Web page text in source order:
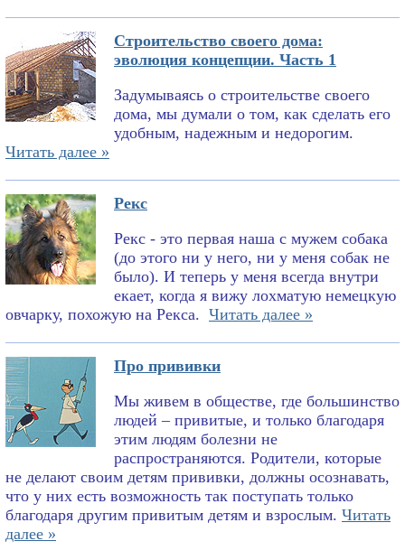
Строительство своего дома:
эволюция концепции. Часть 1
Задумываясь о строительстве своего
дома, мы думали о том, как сделать его
удобным, надежным и недорогим.
Читать далее »
Рекс
Рекс - это первая наша с мужем собака
(до этого ни у него, ни у меня собак не
было). И теперь у меня всегда внутри
екает, когда я вижу лохматую немецкую
овчарку, похожую на Рекса. Читать далее »
Про прививки
Мы живем в обществе, где большинство
людей – привитые, и только благодаря
этим людям болезни не
распространяются. Родители, которые
не делают своим детям прививки, должны осознавать,
что у них есть возможность так поступать только
благодаря другим привитым детям и взрослым. Читать
далее »